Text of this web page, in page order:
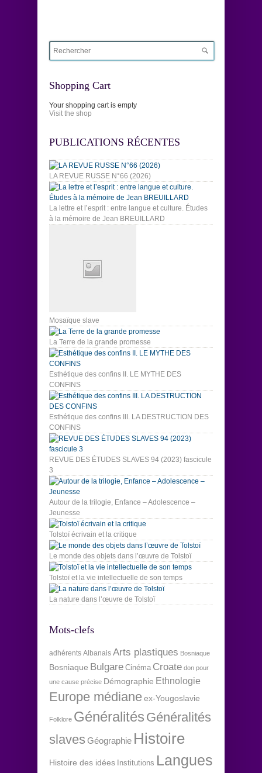
Shopping Cart
Your shopping cart is empty
Visit the shop
PUBLICATIONS RÉCENTES
LA REVUE RUSSE N°66 (2026)
La lettre et l’esprit : entre langue et culture. Études
à la mémoire de Jean BREUILLARD
Mosaïque slave
La Terre de la grande promesse
Esthétique des confins II. LE MYTHE DES
CONFINS
Esthétique des confins III. LA DESTRUCTION DES
CONFINS
REVUE DES ÉTUDES SLAVES 94 (2023) fascicule
3
Autour de la trilogie, Enfance – Adolescence –
Jeunesse
Tolstoï écrivain et la critique
Le monde des objets dans l’œuvre de Tolstoï
Tolstoï et la vie intellectuelle de son temps
La nature dans l’œuvre de Tolstoï
Mots-clefs
adhérents Albanais Arts plastiques Bosniaque
Bosniaque Bulgare Cinéma Croate don pour
une cause précise Démographie Ethnologie
Europe médianeex-Yougoslavie
Folklore Généralités Généralités
slaves Géographie Histoire
Histoire des idées Institutions Langues